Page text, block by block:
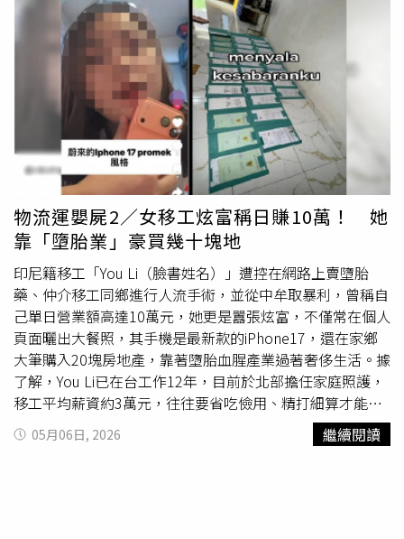
上更拿著最新款的iPhone17手機，而在她揮霍的背後，卻
是一條條小生命無聲的流逝。You Li還有「售後服務」，接
受移工寄來的包裹處理流產後的胚胎，甚至有胚胎送來時已
開始腐爛。（圖／翻攝當事人Tiktok）「自稱是印尼CEO，
在網路上什麼黑心錢都賺。」知情人士透露，許多女性移工
在自己的家鄉有家庭和老公，但來台後因異鄉寂寞、工作壓
力大，常會與同鄉越走越近，最終「不小心」有了孩子，還
有移工擔心懷孕恐被迫解約回國，You Li看上「墮胎商
機」，在網路上大賣墮胎藥。You Li以抖音作為宣傳，先後
開設十幾個帳號，仲介移工到台北的診所進行流產手術，她
宣稱若在去正規醫院，醫生便會通知仲介和雇主，在「私人
診所」則能解決月經遲來的大麻煩，但這些診所往往設備落
後，閒雜人等都能入內拍影片，衛生環境令人堪憂，You Li
卻為了賺錢，將一個又一個同鄉姊妹推上手術床。You Li看
上「墮胎商機」，販售墮胎藥外還仲介同鄉姊妹到簡陋診所
檢查和進行流產手術。（圖／翻攝當事人Tiktok）針對不在
北部或是懷孕月份較小的姊妹，You Li則會以網拍形式販售
「喜克潰」，此藥品主要適應症為預防與治療胃及十二指腸
潰瘍，因能促進子宮收縮、軟化子宮頸，亦被廣泛用於婦產
科催生、流產，在台灣屬於醫師處方用藥，You Li卻能大把
購入，並以天價賣給同鄉。據悉，這種藥物在台灣藥局每盒
物流運嬰屍2／女移工炫富稱日賺10萬！ 她
靠「墮胎業」豪買幾十塊地
印尼籍移工「You Li（臉書姓名）」遭控在網路上賣墮胎
藥、仲介移工同鄉進行人流手術，並從中牟取暴利，曾稱自
己單日營業額高達10萬元，她更是囂張炫富，不僅常在個人
頁面曬出大餐照，其手機是最新款的iPhone17，還在家鄉
大筆購入20塊房地產，靠著墮胎血腥產業過著奢侈生活。據
了解，You Li已在台工作12年，目前於北部擔任家庭照護，
移工平均薪資約3萬元，往往要省吃儉用、精打細算才能存
下錢寄回母國，You Li卻靠著地下經濟賺得盆滿缽滿，更自
稱「印尼CEO」，在網路上囂張炫富。You Li的事業版圖還
05月06日, 2026 繼續閱讀